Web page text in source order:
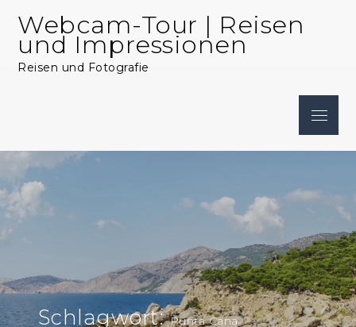
content
Webcam-Tour | Reisen
und Impressionen
Reisen und Fotografie
Menu
Schlagwort:Punta Cana